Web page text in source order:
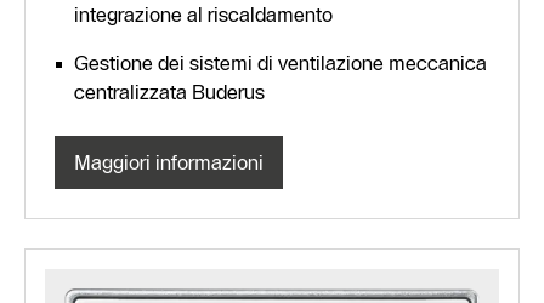
integrazione al riscaldamento
Gestione dei sistemi di ventilazione meccanica
centralizzata Buderus
Maggiori informazioni